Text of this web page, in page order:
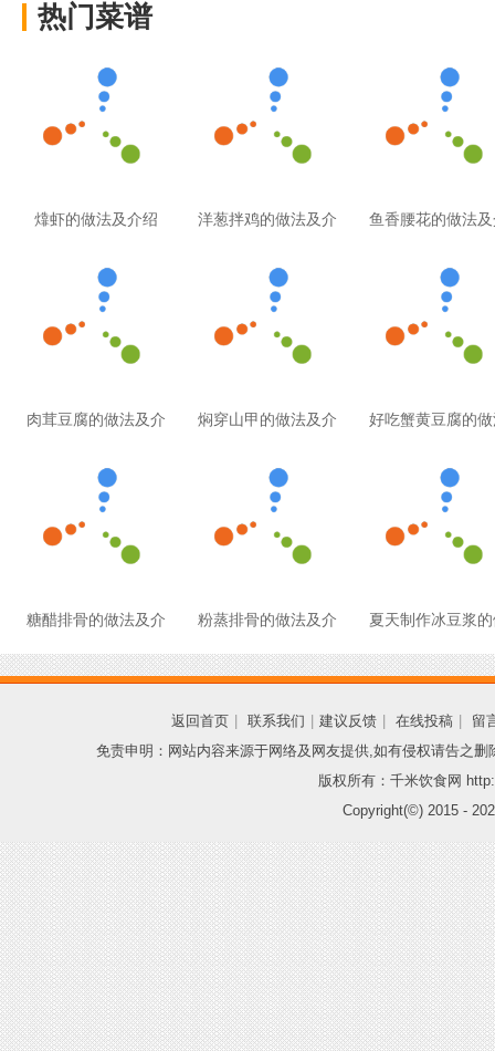
热门菜谱
㸆虾的做法及介绍 洋葱拌鸡的做法及介 鱼香腰花的做法
肉茸豆腐的做法及介 焖穿山甲的做法及介 好吃蟹黄豆腐的
糖醋排骨的做法及介 粉蒸排骨的做法及介 夏天制作冰豆浆
返回首页 联系我们 建议反馈 在线投稿
留
免责申明：网站内容来源于网络及网友提供,如有侵权请告之
版权所有：千米饮食网
Copyright(©) 2015 -